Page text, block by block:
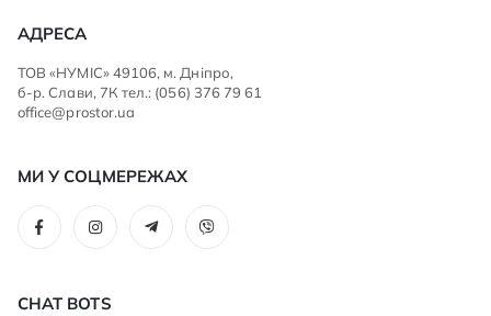
АДРЕСА
ТОВ «НУМІС» 49106, м. Дніпро,
б-р. Слави, 7К тел.: (056) 376 79 61
office@prostor.ua
МИ У СОЦМЕРЕЖАХ
CHAT BOTS